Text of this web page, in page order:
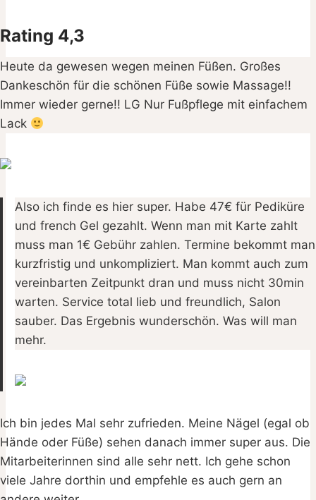
Rating 4,3
Heute da gewesen wegen meinen Füßen. Großes
Dankeschön für die schönen Füße sowie Massage!!
Immer wieder gerne!! LG Nur Fußpflege mit einfachem
Lack
Also ich finde es hier super. Habe 47€ für Pediküre
und french Gel gezahlt. Wenn man mit Karte zahlt
muss man 1€ Gebühr zahlen. Termine bekommt man
kurzfristig und unkompliziert. Man kommt auch zum
vereinbarten Zeitpunkt dran und muss nicht 30min
warten. Service total lieb und freundlich, Salon
sauber. Das Ergebnis wunderschön. Was will man
mehr.
Ich bin jedes Mal sehr zufrieden. Meine Nägel (egal ob
Hände oder Füße) sehen danach immer super aus. Die
Mitarbeiterinnen sind alle sehr nett. Ich gehe schon
viele Jahre dorthin und empfehle es auch gern an